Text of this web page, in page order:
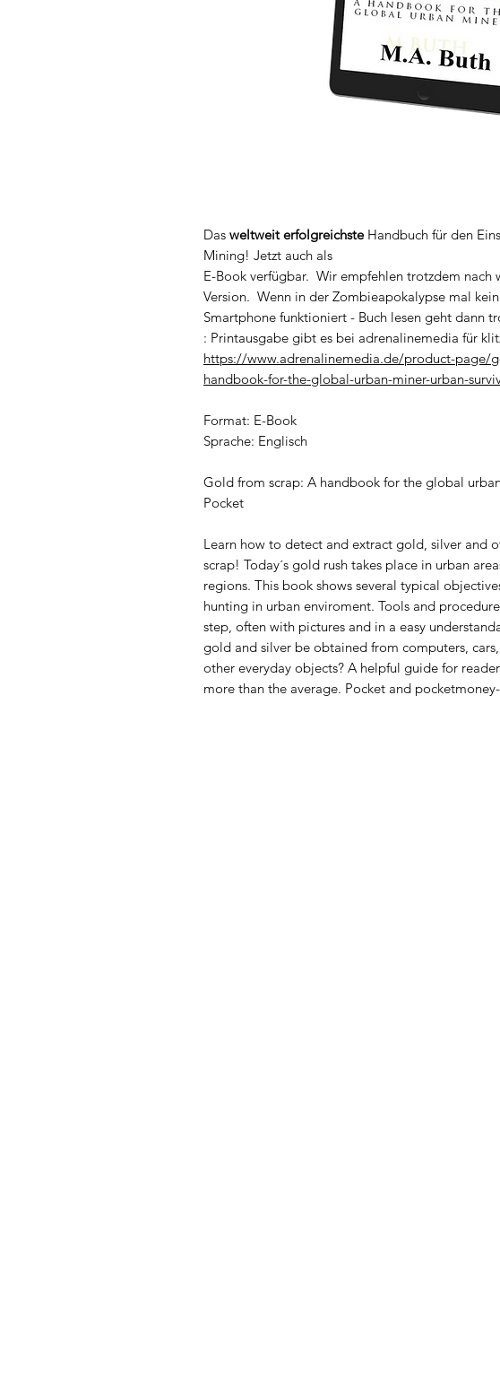
Das weltweit erfolgreichsteHandbuch für den
Mining! Jetzt auch als
E-Book verfügbar. Wir empfehlen trotzdem nach
Version. Wenn in der Zombieapokalypse mal
Smartphone funktioniert - Buch lesen geht dann
Printausgabe gibt es bei adrenalinemedia für
https://www.adrenalinemedia.de/product-page/
handbook-for-the-global-urban-miner-urban-
Format: E-Book
Sprache: Englisch
Gold from scrap: A handbook for the global
Pocket
Learn how to detect and extract gold, silver and
scrap! Today´s gold rush takes place in urban
regions. This book shows several typical
hunting in urban enviroment. Tools and
step, often with pictures and in a easy
gold and silver be obtained from computers,
other everyday objects? A helpful guide for
more than the average. Pocket and